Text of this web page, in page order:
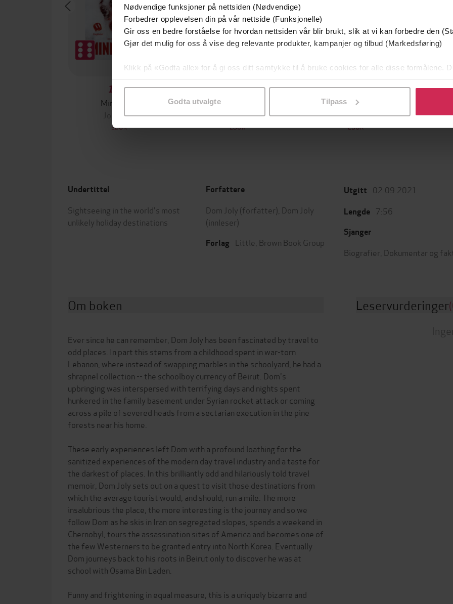
Nødvendige funksjoner på nettsiden (Nødvendige)
Forbedrer opplevelsen din på vår nettside (Funksjonelle)
Gir oss en bedre forståelse for hvordan nettsiden vår blir brukt, slik at vi kan forbedre den
Gjør det mulig for oss å vise deg relevante produkter, kampanjer og tilbud (Markedsføring)
Klikk på «Godta alle» for å gi oss ditt samtykke til å bruke cookies for alle disse formålene.
samtykke til spesifikke formål ved å klikke på «Tilpass». Du kan når som helst trekke
Godta utvalgte Tilpass
199,-
Minnesota
Jo Nesbø
EBOK
349,-
Jørn Lier Horst
EBOK
149,-
En lykkelig familie
Stian Hjelvin Andersen
EBOK
Undertittel
Sightseeing in the world's most
unlikely holiday destinations
Forfattere
Dom Joly (forfatter), Dom Joly
(innleser)
Forlag Little, Brown Book Group
Utgitt 02.09.2021
Lengde 7:56
Sjanger
Biografier Dokumentar og
Om boken
Ever since he can remember, Dom Joly has been fascinated by travel to
odd places. In part this stems from a childhood spent in war-torn
Lebanon, where instead of swapping marbles in the schoolyard, he had a
shrapnel collection -- the schoolboy currency of Beirut. Dom's
upbringing was interspersed with terrifying days and nights spent
hunkered in the family basement under Syrian rocket attack or coming
across a pile of severed heads from a sectarian execution in the pine
forests near his home.
These early experiences left Dom with a profound loathing for the
sanitized experiences of the modern day travel industry and a taste for
the darkest of places. In this brilliantly odd and hilariously told travel
memoir, Dom Joly sets out on a quest to visit those destinations from
which the average tourist would, and should, run a mile. The more
insalubrious the place, the more interesting is the journey and so we
follow Dom as he skis in Iran on segregated slopes, spends a weekend in
Chernobyl, tours the assassination sites of America and becomes one of
the few Westerners to be granted entry into North Korea. Eventually
Dom journeys back to his roots in Beirut only to discover he was at
school with Osama Bin Laden.
Funny and frightening in equal measure, this is a uniquely bizarre and
Leservurderinger